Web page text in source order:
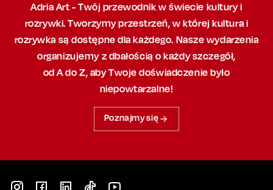
Adria Art - Twój przewodnik w świecie kultury i
rozrywki. Tworzymy przestrzeń,w której kultura i
rozrywka są dostępne dla każdego. Nasze wydarzenia
organizujemy z dbałością o każdy szczegół,
od A do Z, abyTwoje doświadczenie było
niepowtarzalne!
Poznajmy się